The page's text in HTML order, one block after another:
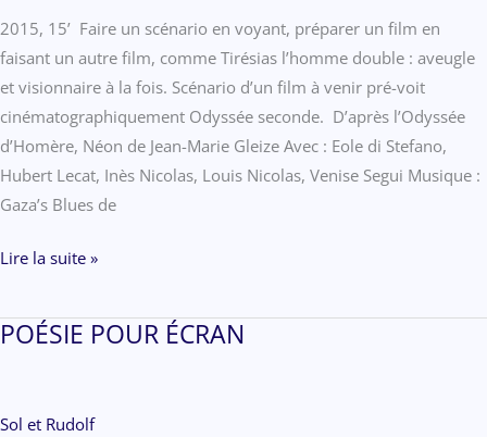
2015, 15ʼ Faire un scénario en voyant, préparer un film en
faisant un autre film, comme Tirésias l’homme double : aveugle
et visionnaire à la fois. Scénario d’un film à venir pré-voit
cinématographiquement Odyssée seconde. D’après l’Odyssée
d’Homère, Néon de Jean-Marie Gleize Avec : Eole di Stefano,
Hubert Lecat, Inès Nicolas, Louis Nicolas, Venise Segui Musique :
Gaza’s Blues de
SCÉNARIO
FILM
À
Lire la suite »
POÉSIE POUR ÉCRAN
Sol et Rudolf